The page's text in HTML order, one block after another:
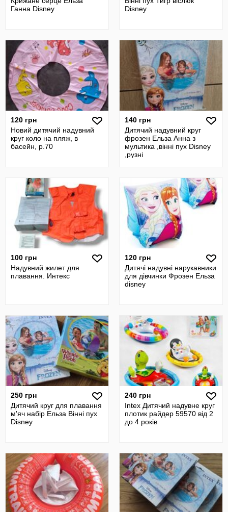
Ганна Disney
Disney
120 грн
Новий дитячий надувний
круг коло на пляж, в
басейн, р.70
140 грн
Дитячий надувний круг
фрозен Ельза Анна з
мультика ,вінні пух Disney
,рузні
100 грн
Надувний жилет для
плавання. Интекс
120 грн
Дитячі надувні нарукавники
для дівчинки Фрозен Ельза
disney
250 грн
Дитячий круг для плавання
м'яч набір Ельза Вінні пух
Disney
240 грн
Intex Дитячий надувне круг
плотик райдер 59570 від 2
до 4 років